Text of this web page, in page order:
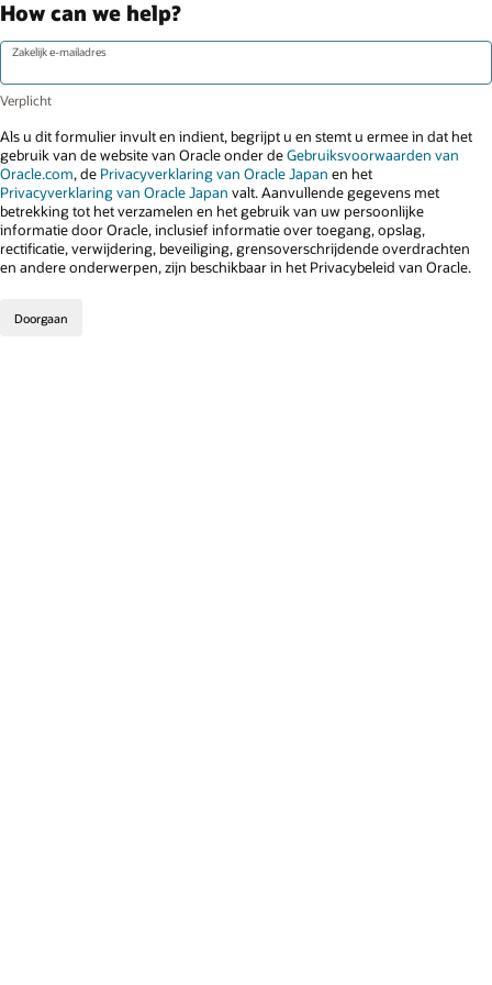
How can we help?
Zakelijk e-mailadres
Als u dit formulier invult en indient, begrijpt u en stemt u ermee in dat het
gebruik van de website van Oracle onder deGebruiksvoorwaarden van
Oracle.com, de Privacyverklaring van Oracle Japan en het
Privacyverklaring van Oracle Japan valt. Aanvullende gegevens met
betrekking tot het verzamelen en het gebruik van uw persoonlijke
informatie door Oracle, inclusief informatie over toegang, opslag,
rectificatie, verwijdering, beveiliging, grensoverschrijdende overdrachten
en andere onderwerpen, zijn beschikbaar in het Privacybeleid van Oracle.
Doorgaan